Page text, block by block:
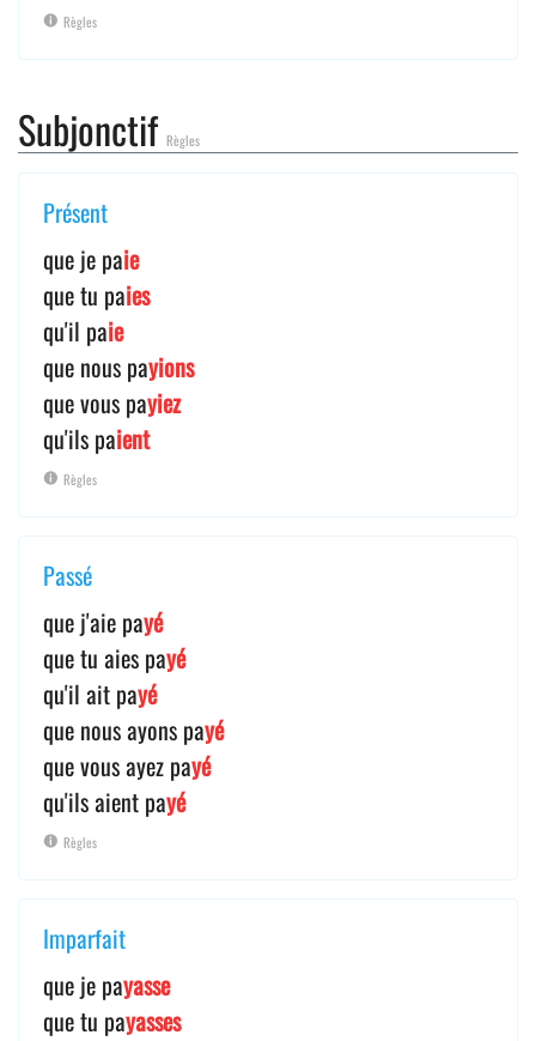
Règles
Subjonctif Règles
Présent
que je paie
que tu paies
qu'il paie
que nous payions
que vous payiez
qu'ils paient
Règles
Passé
que j'aie payé
que tu aies payé
qu'il ait payé
que nous ayons payé
que vous ayez payé
qu'ils aient payé
Règles
Imparfait
que je payasse
que tu payasses